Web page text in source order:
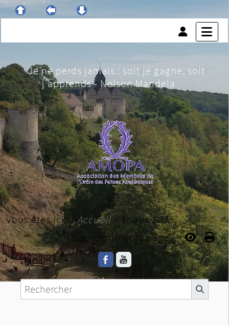
Je ne perds jamais : soit je gagne, soit
j'apprends - Nelson Mandela
Vous êtes ici :Accueil»Voeux 2025
Imprimer la page...